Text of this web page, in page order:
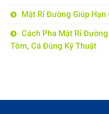
Mật Rỉ Đường Giúp
Cách Pha Mật Rỉ
Tôm, Cá Đúng Kỹ Thuật